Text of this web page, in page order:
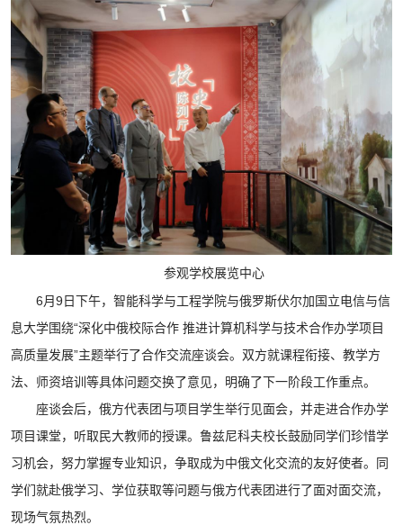
参观学校展览中心
6月9日下午，智能科学与工程学院与俄罗斯伏尔加国立电信与信
息大学围绕“深化中俄校际合作 推进计算机科学与技术合作办学项目
高质量发展”主题举行了合作交流座谈会。双方就课程衔接、教学方
法、师资培训等具体问题交换了意见，明确了下一阶段工作重点。
座谈会后，俄方代表团与项目学生举行见面会，并走进合作办学
项目课堂，听取民大教师的授课。鲁兹尼科夫校长鼓励同学们珍惜学
习机会，努力掌握专业知识，争取成为中俄文化交流的友好使者。同
学们就赴俄学习、学位获取等问题与俄方代表团进行了面对面交流，
现场气氛热烈。